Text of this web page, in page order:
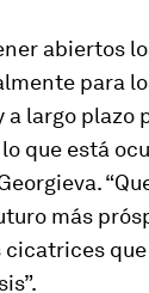
abiertos
para
a largo plazo
que está
más